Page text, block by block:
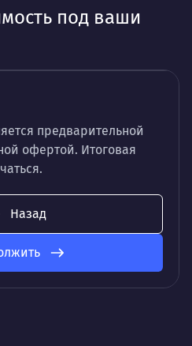
под ваши
предварительной
офертой. Итоговая
Назад